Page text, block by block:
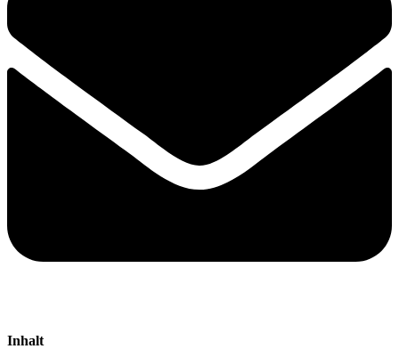
Inhalt